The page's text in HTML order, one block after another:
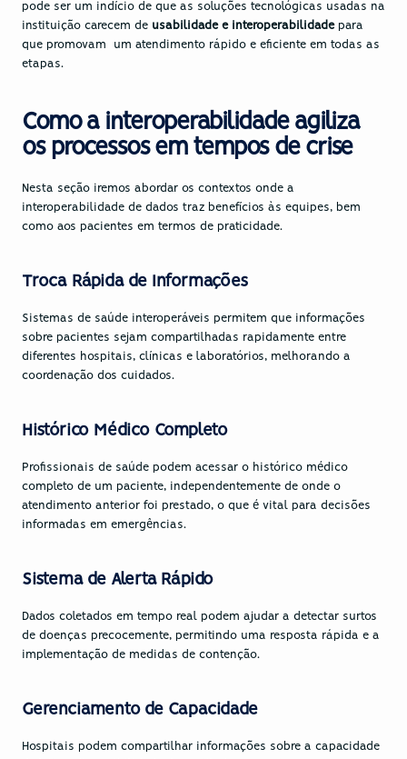
pode ser um indício de que as soluções tecnológicas usadas na
instituição carecem de usabilidade e interoperabilidade para
que promovam  um atendimento rápido e eficiente em todas as
etapas.
Como a interoperabilidade agiliza
os processos em tempos de crise
Nesta seção iremos abordar os contextos onde a
interoperabilidade de dados traz benefícios às equipes, bem
como aos pacientes em termos de praticidade.
Troca Rápida de Informações
Sistemas de saúde interoperáveis permitem que informações
sobre pacientes sejam compartilhadas rapidamente entre
diferentes hospitais, clínicas e laboratórios, melhorando a
coordenação dos cuidados.
Histórico Médico Completo
Profissionais de saúde podem acessar o histórico médico
completo de um paciente, independentemente de onde o
atendimento anterior foi prestado, o que é vital para decisões
informadas em emergências.
Sistema de Alerta Rápido
Dados coletados em tempo real podem ajudar a detectar surtos
de doenças precocemente, permitindo uma resposta rápida e a
implementação de medidas de contenção.
Gerenciamento de Capacidade
Hospitais podem compartilhar informações sobre a capacidade